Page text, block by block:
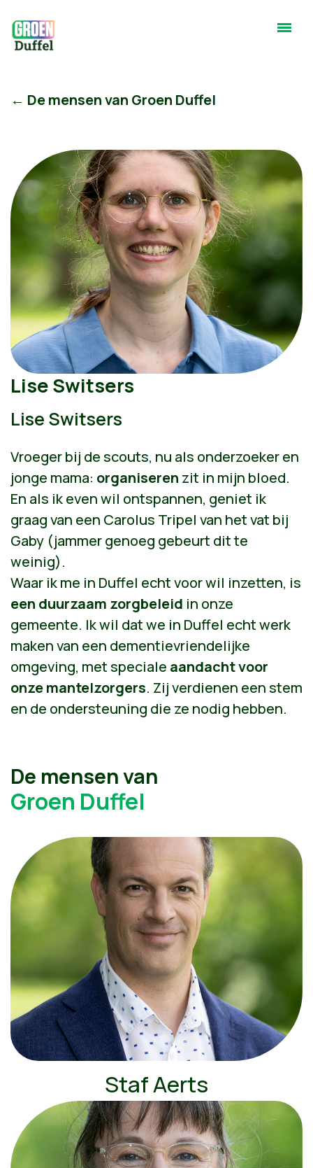
← De mensen van Groen Duffel
Lise Switsers
Lise Switsers
Vroeger bij de scouts, nu als onderzoeker en
jonge mama: organiseren zit in mijn bloed.
En als ik even wil ontspannen, geniet ik
graag van een Carolus Tripel van het vat bij
Gaby (jammer genoeg gebeurt dit te
weinig).
Waar ik me in Duffel echt voor wil inzetten, is
een duurzaam zorgbeleid in onze
gemeente. Ik wil dat we in Duffel echt werk
maken van een dementievriendelijke
omgeving, met speciale aandacht voor
onze mantelzorgers. Zij verdienen een stem
en de ondersteuning die ze nodig hebben.
De mensen van
Groen Duffel
Staf Aerts